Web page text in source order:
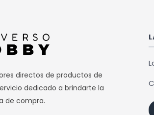
directos de productos de
dedicado a brindarte la
de compra.